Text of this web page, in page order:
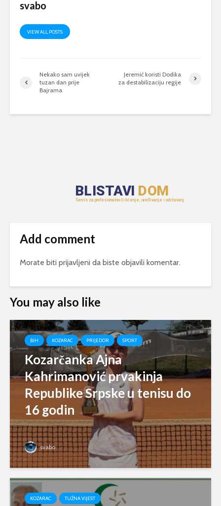
svabo
VIEW ALL POSTS
Nekako sam uvijek
tuzan dan prije
Bajrama
Jeremić koristi Dodika
za destabilizaciju regije
Add comment
Morate biti prijavljeni da biste objavili komentar.
You may also like
BIH KOZARAC PRIJEDOR SPORT
Kozarčanka Ajna
Kahrimanović prvakinja
Republike Srpske u tenisu do
16 godin
svabo
KOZARAC TUŽNA VIJEST